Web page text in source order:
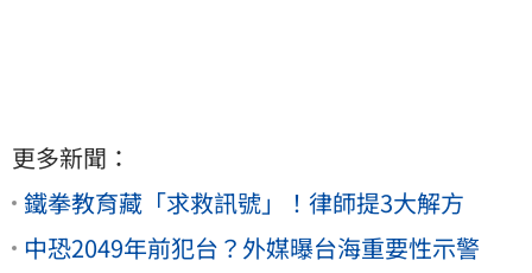
更多新聞：
鐵拳教育藏「求救訊號」！律師提3大解方
中恐2049年前犯台？外媒曝台海重要性示警